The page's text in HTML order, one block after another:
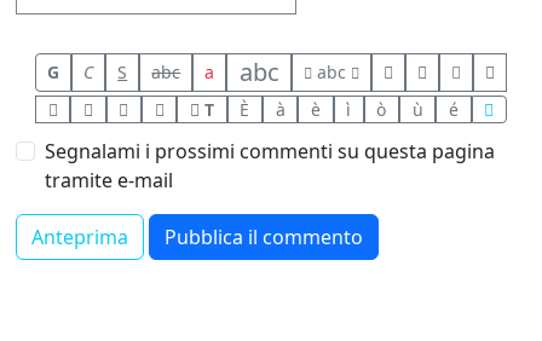
G C S abc a abc
abc
T
È à è ì ò ù é
Segnalami i prossimi commenti su questa pagina
tramite e-mail